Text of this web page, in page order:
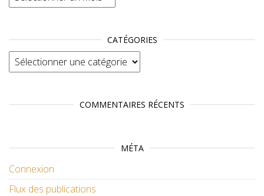
CATÉGORIES
Catégories
COMMENTAIRES RÉCENTS
MÉTA
Connexion
Flux des publications